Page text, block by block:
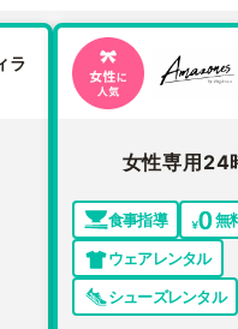
ラ
女性専用24
食事指導
無
ウェアレンタル
シューズレンタル